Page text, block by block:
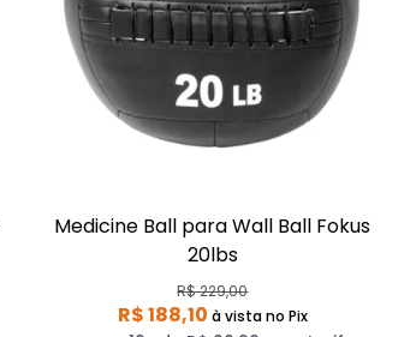
Medicine Ball para Wall Ball Fokus
20lbs
R$ 229,00
R$ 188,10 à vistano Pix